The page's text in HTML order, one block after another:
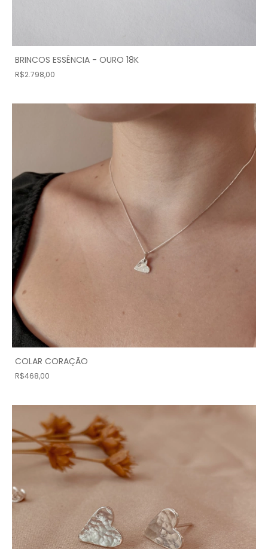
BRINCOS ESSÊNCIA - OURO 18K
R$2.798,00
COLAR CORAÇÃO
R$468,00